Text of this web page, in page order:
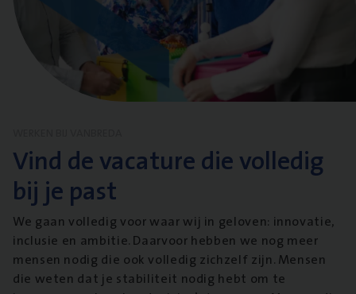
Vind de vacature die volledig
bij je past
We gaan volledig voor waar wij in geloven: innovatie,
inclusie en ambitie. Daarvoor hebben we nog meer
mensen nodig die ook volledig zichzelf zijn. Mensen
die weten dat je stabiliteit nodig hebt om te